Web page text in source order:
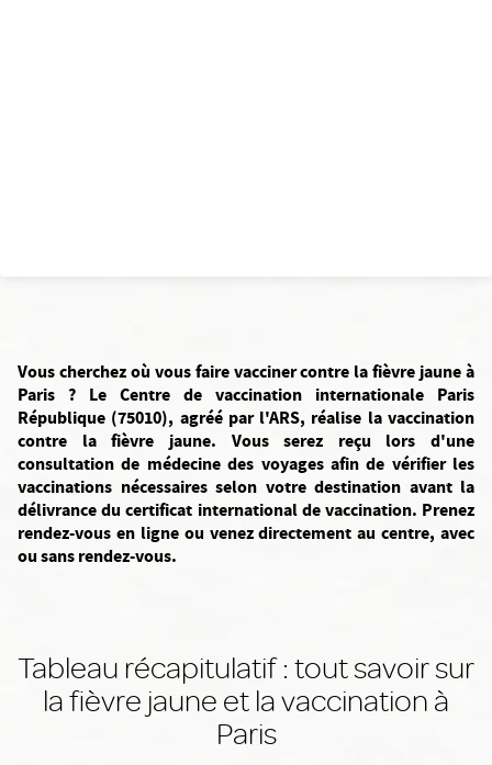
Vous cherchez où vous faire vacciner contre la fièvre jaune à
Paris ? Le Centre de vaccination internationale Paris
République (75010), agréé par l'ARS, réalise la vaccination
contre la fièvre jaune. Vous serez reçu lors d'une
consultation de médecine des voyages afin de vérifier les
vaccinations nécessaires selon votre destination avant la
délivrance du certificat international de vaccination. Prenez
rendez-vous en ligne ou venez directement au centre, avec
ou sans rendez-vous.
Tableau récapitulatif : tout savoir sur
la fièvre jaune et la vaccination à
Paris